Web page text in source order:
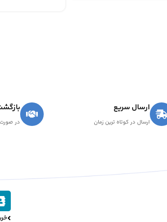
ارسال سریع
ارسال در کوتاه ترین زمان در